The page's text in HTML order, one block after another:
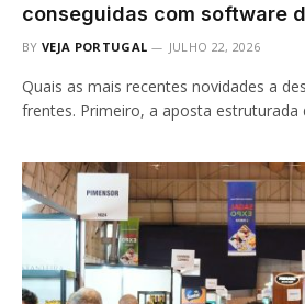
conseguidas com software
BY VEJA PORTUGAL JULHO 22, 2026
Quais as mais recentes novidades a
frentes. Primeiro, a aposta estruturada